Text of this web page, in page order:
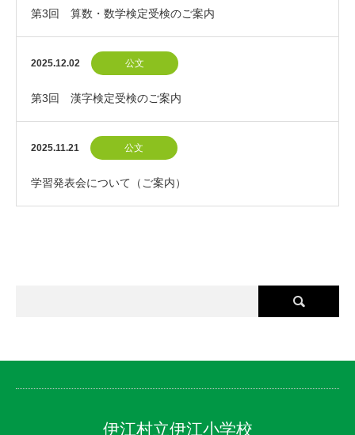
第3回 算数・数学検定受検のご案内
2025.12.02 公文
第3回 漢字検定受検のご案内
2025.11.21 公文
学習発表会について（ご案内）
伊江村立伊江小学校